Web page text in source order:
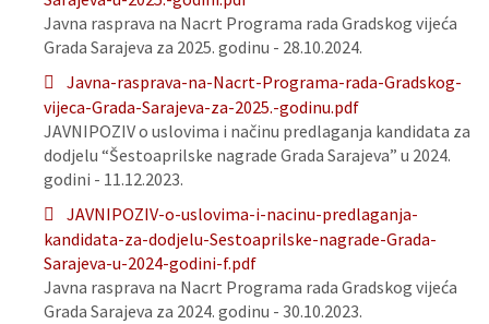
Javna rasprava na Nacrt Programa rada Gradskog vijeća
Grada Sarajeva za 2025. godinu - 28.10.2024.
Javna-rasprava-na-Nacrt-Programa-rada-Gradskog-
vijeca-Grada-Sarajeva-za-2025.-godinu.pdf
JAVNIPOZIV o uslovima i načinu predlaganja kandidata za
dodjelu “Šestoaprilske nagrade Grada Sarajeva” u 2024.
godini - 11.12.2023.
JAVNIPOZIV-o-uslovima-i-nacinu-predlaganja-
kandidata-za-dodjelu-Sestoaprilske-nagrade-Grada-
Sarajeva-u-2024-godini-f.pdf
Javna rasprava na Nacrt Programa rada Gradskog vijeća
Grada Sarajeva za 2024. godinu - 30.10.2023.